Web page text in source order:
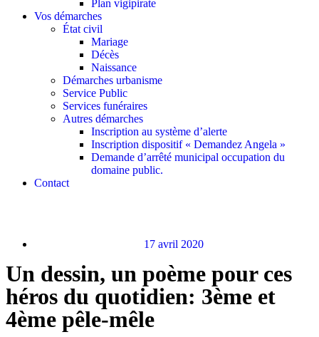
Plan vigipirate
Vos démarches
État civil
Mariage
Décès
Naissance
Démarches urbanisme
Service Public
Services funéraires
Autres démarches
Inscription au système d’alerte
Inscription dispositif « Demandez Angela »
Demande d’arrêté municipal occupation du
domaine public.
Contact
17 avril 2020
Un dessin, un poème pour ces
héros du quotidien: 3ème et
4ème pêle-mêle